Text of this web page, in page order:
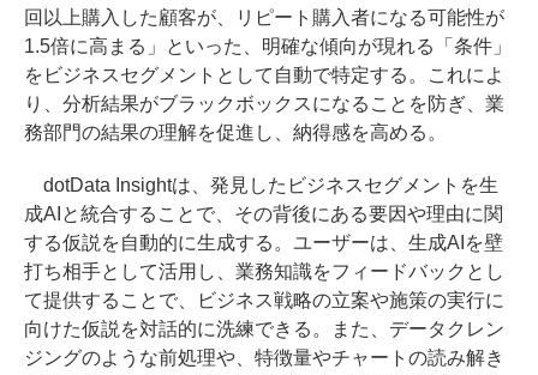
回以上購入した顧客が、リピート購入者になる可能性が
1.5倍に高まる」といった、明確な傾向が現れる「条件」
をビジネスセグメントとして自動で特定する。これによ
り、分析結果がブラックボックスになることを防ぎ、業
務部門の結果の理解を促進し、納得感を高める。
dotData Insightは、発見したビジネスセグメントを生
成AIと統合することで、その背後にある要因や理由に関
する仮説を自動的に生成する。ユーザーは、生成AIを壁
打ち相手として活用し、業務知識をフィードバックとし
て提供することで、ビジネス戦略の立案や施策の実行に
向けた仮説を対話的に洗練できる。また、データクレン
ジングのような前処理や、特徴量やチャートの読み解き